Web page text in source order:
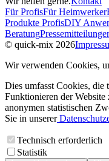
Für ProfisFür Heimwerker
Produkte ProfisDIY
Beratung
© quick-mix 2026
Wir verwenden Cookies,
Dies umfasst Cookies, die
Funktionieren der
anonymen statistischen
Sie in unserer
Technisch erforderlich
Statistik